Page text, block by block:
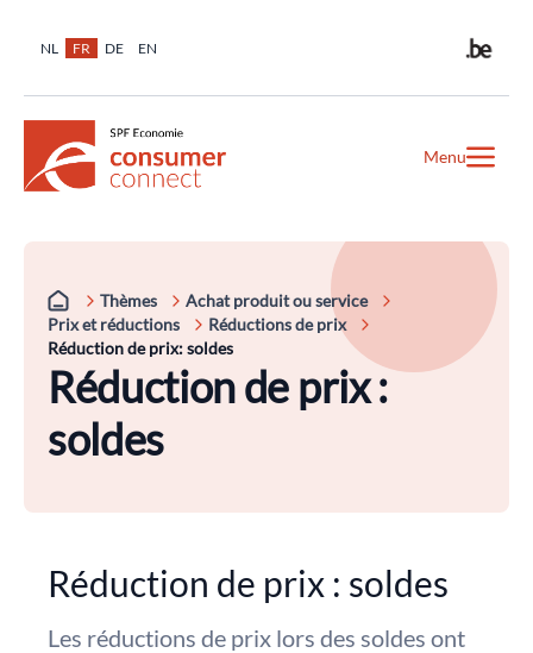
NL FR DE EN
Menu
Thèmes
Achat produit ou service
Prix et réductions
Réductions de prix
Réduction de prix: soldes
Réduction de prix :
soldes
Réduction de prix : soldes
Les réductions de prix lors des soldes ont